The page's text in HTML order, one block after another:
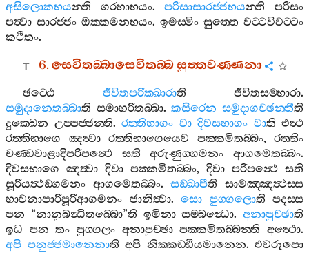
අසිලොකභයන‍්ති ගරහාභයං.පරිසාසාරජ‍්ජභයන‍්ති
පරිසං
පත්‍වා සාරජ‍්ජං ඔක‍්කමනභයං. ඉමස‍්මිං සුත‍්තෙ වට‍්ටවිවට‍්ටං
කථිතං.
6.සෙවිතබ‍්බාසෙවිතබ‍්බසුත‍්තවණ‍්ණනා
ඡට‍්ඨෙ ජීවිතපරික‍්ඛාරාති ජීවිතසම‍්භාරා.
සමුදානෙතබ‍්බාති සමාහරිතබ‍්බා.කසිරෙන සමුදාගච‍්ඡන‍්තීති
දුක‍්ඛෙන උප‍්පජ‍්ජන‍්ති. රත‍්තිභාගං වා දිවසභාගං වාති එත්‍ථ
රත‍්තිභාගෙ
ඤත්‍වා රත‍්තිභාගෙයෙව පක‍්කමිතබ‍්බං, රත‍්තිං
චණ‍්ඩවාළාදිපරිපන්‍ථෙ
සති අරුණුග‍්ගමනං ආගමෙතබ‍්බං.
දිවසභාගෙ ඤත්‍වා දිවා පක‍්කමිතබ‍්බං, දිවා පරිපන්‍ථෙ සති
සූරියත්‍ථඞ‍්ගමනං ආගමෙතබ‍්බං.සඞ‍්ඛාපීති
සාමඤ‍්ඤත්‍ථස‍්ස
භාවනාපාරිපූරිආගමනං ජානිත්‍වා. සො පුග‍්ගලොති පදස‍්ස
පන “නානුබන්‍ධිතබ‍්බො”ති ඉමිනා සම‍්බන්‍ධො. අනාපුච‍්ඡාති
ඉධ පන තං පුග‍්ගලං අනාපුච‍්ඡා පක‍්කමිතබ‍්බන‍්ති අත්‍ථො.
අපි පනුජ‍්ජමානෙනාති අපි නික‍්කඩ‍්ඪියමානෙන. එවරූපො